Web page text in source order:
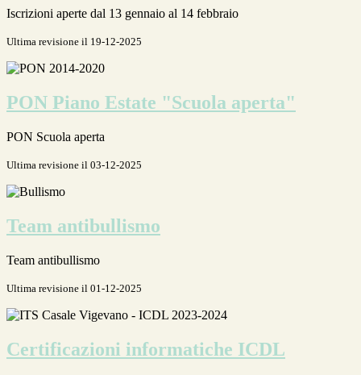
Iscrizioni aperte dal 13 gennaio al 14 febbraio
Ultima revisione il 19-12-2025
PON Piano Estate "Scuola aperta"
PON Scuola aperta
Ultima revisione il 03-12-2025
Team antibullismo
Team antibullismo
Ultima revisione il 01-12-2025
Certificazioni informatiche ICDL